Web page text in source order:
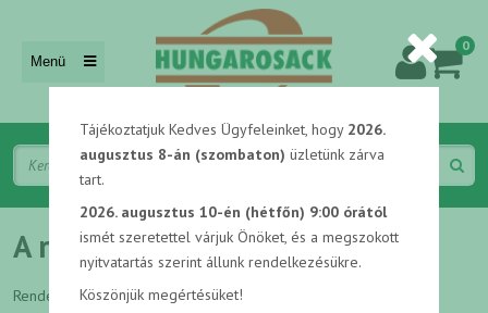
Menü
0
A rendelés menete
Rendelését leadhatja regisztráció után bejelentkezve vagy
Tájékoztatjuk Kedves Ügyfeleinket, hogy 2026.
augusztus 8-án (szombaton) üzletünk zárva
tart.
2026. augusztus 10-én (hétfőn) 9:00 órától
ismét szeretettel várjuk Önöket, és a megszokott
nyitvatartás szerint állunk rendelkezésükre.
Köszönjük megértésüket!